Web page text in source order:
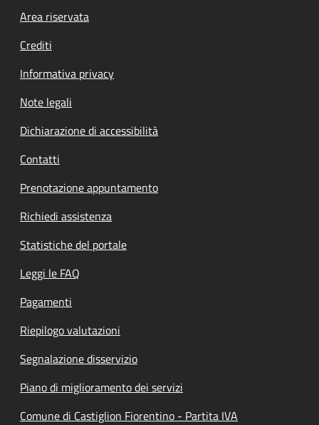
Footer menu
Area riservata
Crediti
Informativa privacy
Note legali
Dichiarazione di accessibilità
Contatti
Prenotazione appuntamento
Richiedi assistenza
Statistiche del portale
Leggi le FAQ
Pagamenti
Riepilogo valutazioni
Segnalazione disservizio
Piano di miglioramento dei servizi
Comune di Castiglion Fiorentino - Partita IVA